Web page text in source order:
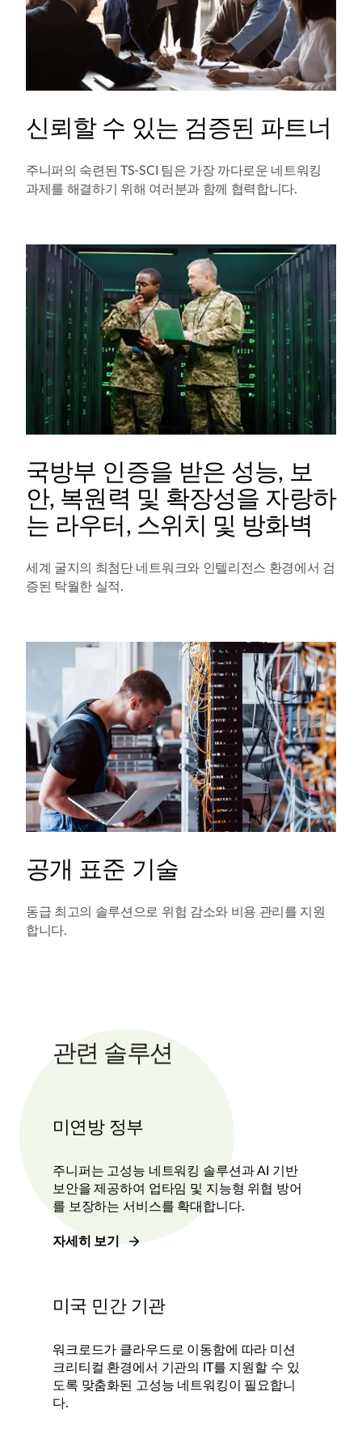
신뢰할 수 있는 검증된 파트너
주니퍼의 숙련된 TS-SCI 팀은 가장 까다로운 네트워킹
과제를 해결하기 위해 여러분과 함께 협력합니다.
국방부 인증을 받은 성능, 보
안, 복원력 및 확장성을 자랑하
는 라우터, 스위치 및 방화벽
세계 굴지의 최첨단 네트워크와 인텔리전스 환경에서 검
증된 탁월한 실적.
공개 표준 기술
동급 최고의 솔루션으로 위험 감소와 비용 관리를 지원
합니다.
관련 솔루션
미연방 정부
주니퍼는 고성능 네트워킹 솔루션과 AI 기반
보안을 제공하여 업타임 및 지능형 위협 방어
를 보장하는 서비스를 확대합니다.
자세히 보기
미국 민간 기관
워크로드가 클라우드로 이동함에 따라 미션
크리티컬 환경에서 기관의 IT를 지원할 수 있
도록 맞춤화된 고성능 네트워킹이 필요합니
다.